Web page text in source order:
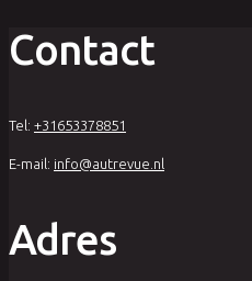
Contact
Tel: +31653378851
E-mail: info@autrevue.nl
Adres